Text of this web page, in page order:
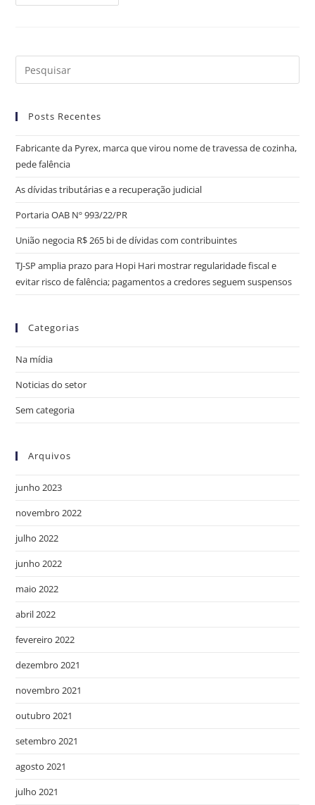
Posts Recentes
Fabricante da Pyrex, marca que virou nome de travessa de cozinha,
pede falência
As dívidas tributárias e a recuperação judicial
Portaria OAB Nº 993/22/PR
União negocia R$ 265 bi de dívidas com contribuintes
TJ-SP amplia prazo para Hopi Hari mostrar regularidade fiscal e
evitar risco de falência; pagamentos a credores seguem suspensos
Categorias
Na mídia
Noticias do setor
Sem categoria
Arquivos
junho 2023
novembro 2022
julho 2022
junho 2022
maio 2022
abril 2022
fevereiro 2022
dezembro 2021
novembro 2021
outubro 2021
setembro 2021
agosto 2021
julho 2021